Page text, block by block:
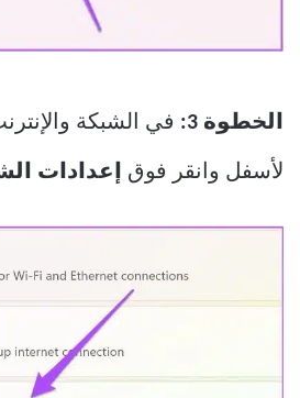
الخطوة 3: في الشبكة
لأسفل وانقر فوق إعدادات